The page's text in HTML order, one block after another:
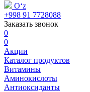
Oʻz
+998 91 7728088
Заказать звонок
0
0
Акции
Каталог продуктов
Витамины
Аминокислоты
Антиоксиданты